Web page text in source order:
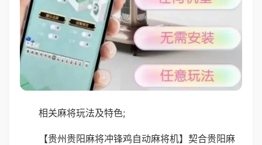
相关麻将玩法及特色;
【贵州贵阳麻将冲锋鸡自动麻将机】契合贵阳麻